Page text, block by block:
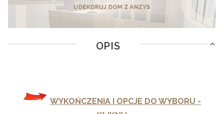
OPIS
WYKOŃCZENIA I OPCJE DO WYBORU -